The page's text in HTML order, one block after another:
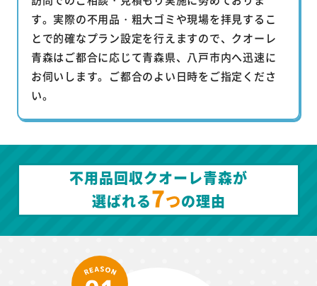
す。実際の不用品・粗大ゴミや現場を拝見するこ
とで的確なプラン設定を行えますので、クオーレ
青森はご都合に応じて青森県、八戸市内へ迅速に
お伺いします。ご都合のよい日時をご指定くださ
い。
不用品回収クオーレ青森が
選ばれる7つの理由